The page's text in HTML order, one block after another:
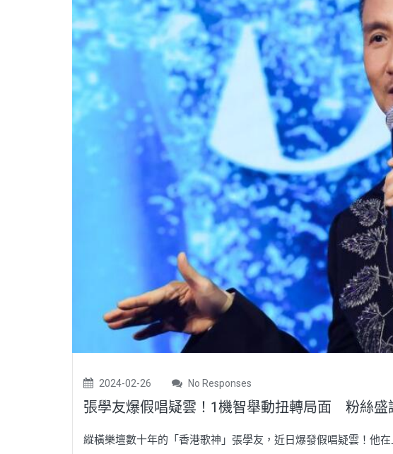
2024-02-26 No Responses
張學友爆假唱疑雲！1機智舉動扭轉局面 粉絲盛
縱橫樂壇數十年的「香港歌神」張學友，近日爆發假唱疑雲！他在